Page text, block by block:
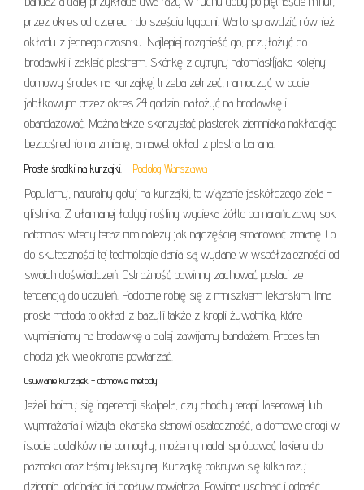
przez okres od czterech do sześciu tygodni. Warto sprawdzić również
okładu z jednego czosnku. Najlepiej rozgnieść go, przyłożyć do
brodawki i zakleić plastrem. Skórkę z cytryny natomiast(jako kolejny
domowy środek na kurzajkę) trzeba zetrzeć, namoczyć w occie
jabłkowym przez okres 24 godzin, nałożyć na brodawkę i
obandażować. Można także skorzystać plasterek ziemniaka nakładając
bezpośrednio na zmianę, a nawet okład z plastra banana.
Proste środki na kurzajki. – Podolog Warszawa
Popularny, naturalny gotuj na kurzajki, to wiązanie jaskółczego ziela –
glistnika. Z ułamanej łodygi rośliny wycieka żółto pomarańczowy sok
natomiast wtedy teraz nim należy jak najczęściej smarować zmianę. Co
do skuteczności tej technologie dania są wydane w współzależności od
swoich doświadczeń. Ostrożność powinny zachować postaci ze
tendencją do uczuleń. Podobnie robię się z mniszkiem lekarskim. Inna
prosta metoda to okład z bazylii także z kropli żywotnika, które
wymieniamy na brodawkę a dalej zawijamy bandażem. Proces ten
chodzi jak wielokrotnie powtarzać.
Usuwanie kurzajek – domowe metody
Jeżeli boimy się ingerencji skalpela, czy choćby terapii laserowej lub
wymrażania i wizyta lekarska stanowi ostateczność, a domowe drogi w
istocie dodatków nie pomogły, możemy nadal spróbować lakieru do
paznokci oraz taśmy tekstylnej. Kurzajkę pokrywa się kilka razy
dziennie, odcinając jej dopływ powietrza. Powinna uschnąć i odpaść.